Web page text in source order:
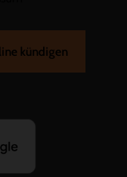
kündigen